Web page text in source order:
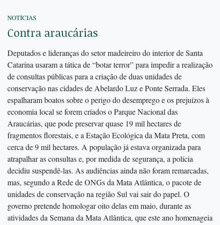
NOTÍCIAS
Contra araucárias
Deputados e lideranças do setor madeireiro do interior de Santa
Catarina usaram a tática de “botar terror” para impedir a realização
de consultas públicas para a criação de duas unidades de
conservação nas cidades de Abelardo Luz e Ponte Serrada. Eles
espalharam boatos sobre o perigo do desemprego e os prejuízos à
economia local se forem criados o Parque Nacional das
Araucárias, que pode preservar quase 19 mil hectares de
fragmentos florestais, e a Estação Ecológica da Mata Preta, com
cerca de 9 mil hectares. A população já estava organizada para
atrapalhar as consultas e, por medida de segurança, a polícia
decidiu suspendê-las. As audiências ainda não foram remarcadas,
mas, segundo a Rede de ONGs da Mata Atlântica, o pacote de
unidades de conservação na região Sul vai sair do papel. O
governo pretende homologar oito delas em maio, durante as
atividades da Semana da Mata Atlântica, que este ano homenageia